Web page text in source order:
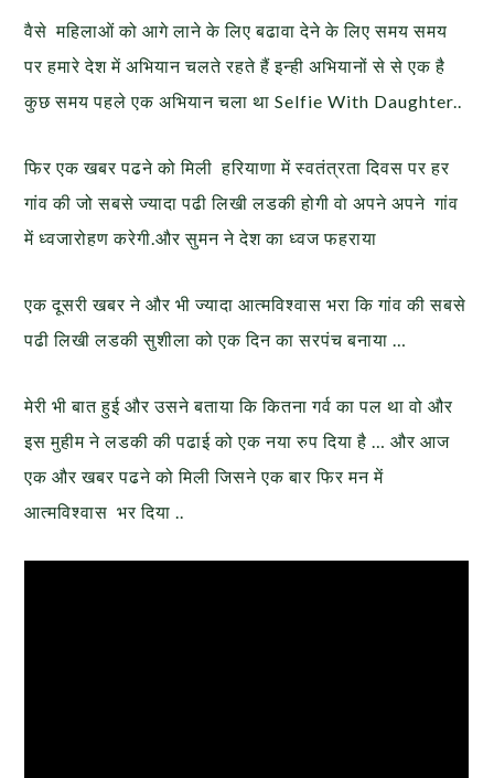
वैसे महिलाओं को आगे लाने के लिए बढावा देने के लिए समय समय
पर हमारे देश में अभियान चलते रहते हैं इन्ही अभियानों से से एक है
कुछ समय पहले एक अभियान चला था Selfie With Daughter..
फिर एक खबर पढने को मिली हरियाणा में स्वतंत्रता दिवस पर हर
गांव की जो सबसे ज्यादा पढी लिखी लडकी होगी वो अपने अपने गांव
में ध्वजारोहण करेगी.और सुमन ने देश का ध्वज फहराया
एक दूसरी खबर ने और भी ज्यादा आत्मविश्वास भरा कि गांव की सबसे
पढी लिखी लडकी सुशीला को एक दिन का सरपंच बनाया …
मेरी भी बात हुई और उसने बताया कि कितना गर्व का पल था वो और
इस मुहीम ने लडकी की पढाई को एक नया रुप दिया है … और आज
एक और खबर पढने को मिली जिसने एक बार फिर मन में
आत्मविश्वास भर दिया ..